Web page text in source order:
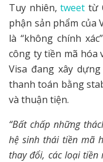
Tuy nhiên,tweet từ
phận sản phẩm của
là “không chính
công ty tiền mã hóa
Visa đang xây
thanh toán bằng
và thuận tiện.
“Bất chấp những
hệ sinh thái tiền mã
thay đổi, các loại